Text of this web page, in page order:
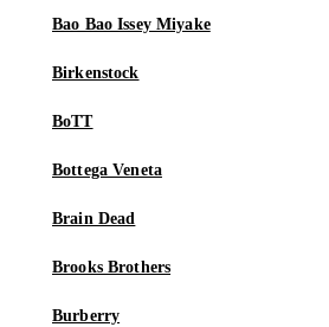
Bao Bao Issey Miyake
Birkenstock
BoTT
Bottega Veneta
Brain Dead
Brooks Brothers
Burberry